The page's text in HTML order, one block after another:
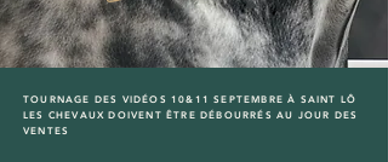
TOURNAGE DES VIDÉOS 10&11 SEPTEMBRE À SAINT LÔ
LES CHEVAUX DOIVENT ÊTRE DÉBOURRÉS AU JOUR DES
VENTES